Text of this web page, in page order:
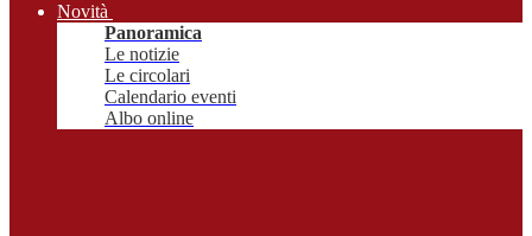
Novità
Panoramica
Le notizie
Le circolari
Calendario eventi
Albo online